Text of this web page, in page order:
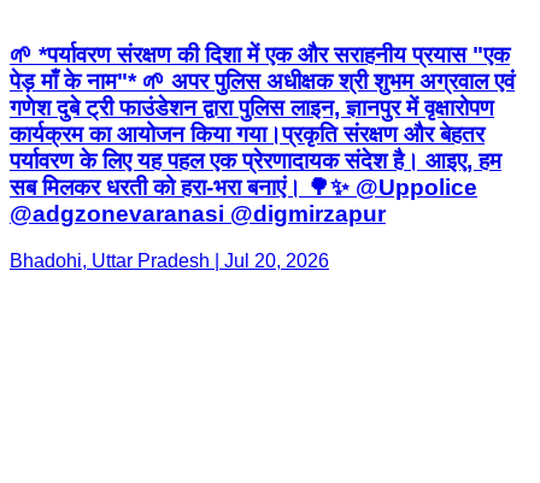
🌱 *पर्यावरण संरक्षण की दिशा में एक और सराहनीय प्रयास "एक
पेड़ माँ के नाम"* 🌱 अपर पुलिस अधीक्षक श्री शुभम अग्रवाल एवं
गणेश दुबे ट्री फाउंडेशन द्वारा पुलिस लाइन, ज्ञानपुर में वृक्षारोपण
कार्यक्रम का आयोजन किया गया। ​प्रकृति संरक्षण और बेहतर
पर्यावरण के लिए यह पहल एक प्रेरणादायक संदेश है। आइए, हम
सब मिलकर धरती को हरा-भरा बनाएं। 🌳✨ @Uppolice
@adgzonevaranasi @digmirzapur
Bhadohi, Uttar Pradesh | Jul 20, 2026